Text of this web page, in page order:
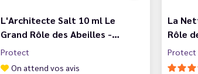
L'Architecte Salt 10 ml Le
Grand Rôle des Abeilles -…
Protect
On attend vos avis
La
Rôle
Protect